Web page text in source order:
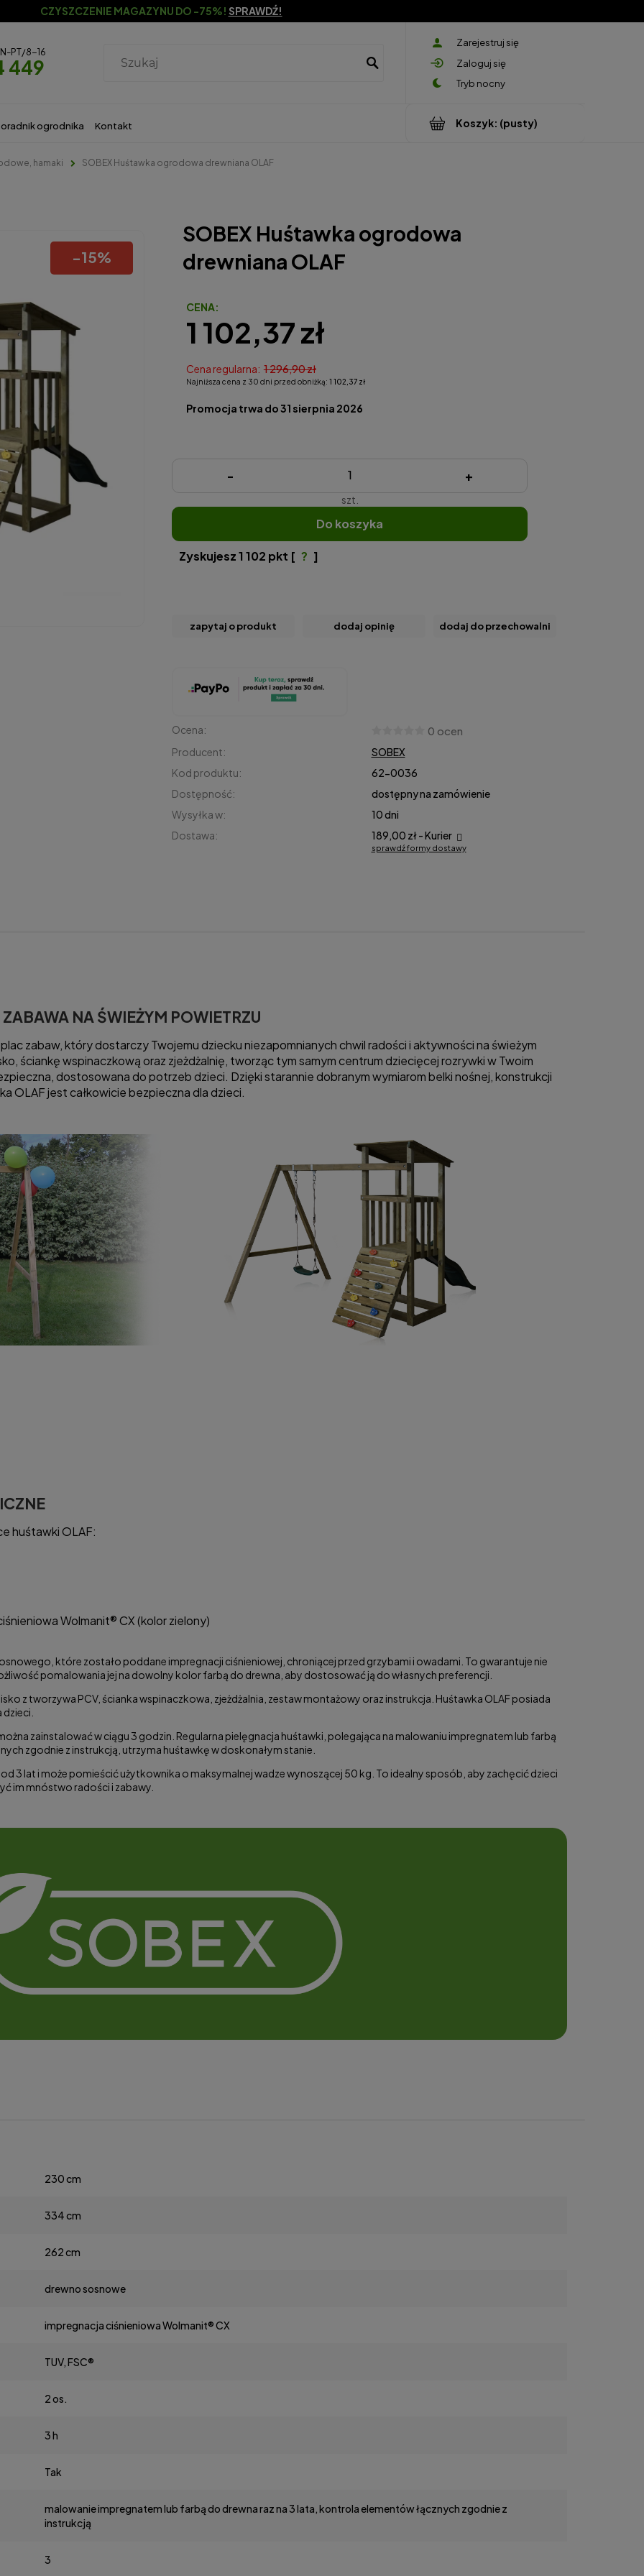
CZYSZCZENIE MAGAZYNU DO -75%! SPRAWDŹ!
Zarejestruj się
Zaloguj się
PT/8-16
449
Koszyk: (pusty)
ogrodnika Kontakt
hamaki SOBEX Huśtawka ogrodowa drewniana OLAF
SOBEX Huśtawka ogrodowa
drewniana OLAF
-15%
Ocena: 0 ocen
Producent:
SOBEX
Kod produktu:
62-0036
Dostępność:
dostępny na zamówienie
Wysyłka w:
10 dni
Dostawa:
189,00 zł- Kurier
sprawdź formy dostawy
CENA:
1 102,37 zł
Cena regularna: 1 296,90 zł
Najniższa cena z 30 dni przed obniżką: 1 102,37 zł
Promocja trwa do 31 sierpnia 2026
- +
szt.
do koszyka
Zyskujesz1 102 pkt [ ? ]
zapytaj o produkt dodaj opinię dodaj do przechowalni
NA ŚWIEŻYM POWIETRZU
zabaw, który dostarczy Twojemu dziecku niezapomnianych chwil radości i aktywności na świeżym
ściankę wspinaczkową oraz zjeżdżalnię, tworząc tym samym centrum dziecięcej rozrywki w Twoim
dostosowana do potrzeb dzieci. Dzięki starannie dobranym wymiarom belki nośnej, konstrukcji
OLAF jest całkowicie bezpieczna dla dzieci.
huśtawki OLAF:
Wolmanit® CX (kolor zielony)
które zostało poddane impregnacji ciśnieniowej, chroniącej przed grzybami i owadami. To gwarantuje nie
pomalowania jej na dowolny kolor farbą do drewna, aby dostosować ją do własnych preferencji.
z tworzywa PCV, ścianka wspinaczkowa, zjeżdżalnia, zestaw montażowy oraz instrukcja. Huśtawka OLAF posiada
zainstalować w ciągu 3 godzin. Regularna pielęgnacja huśtawki, polegająca na malowaniu impregnatem lub farbą
zgodnie z instrukcją, utrzyma huśtawkę w doskonałym stanie.
3 lat i może pomieścić użytkownika o maksymalnej wadze wynoszącej 50 kg. To idealny sposób, aby zachęcić dzieci
im mnóstwo radości i zabawy.
230 cm
334 cm
262 cm
drewno sosnowe
impregnacja ciśnieniowa Wolmanit® CX
TUV, FSC®
2 os.
3 h
Tak
malowanie impregnatem lub farbą do drewna raz na 3 lata, kontrola elementów łącznych zgodnie z
instrukcją
3